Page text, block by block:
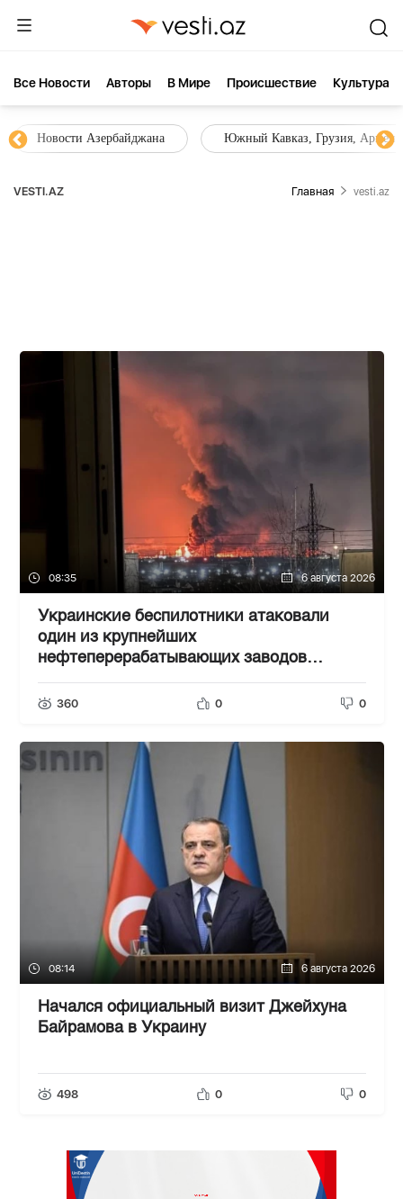
Все Новости Aвторы В Мире Происшествие Культура
Новости Азербайджана Южный Кавказ, Грузия,
VESTI.AZ Главная vesti.az
08:35 6 августа 2026
Украинские беспилотники атаковали
один из крупнейших
нефтеперерабатывающих заводов
России в Ярославской области
360 0 0
08:14 6 августа 2026
Начался официальный визит Джейхуна
Байрамова в Украину
498 0 0